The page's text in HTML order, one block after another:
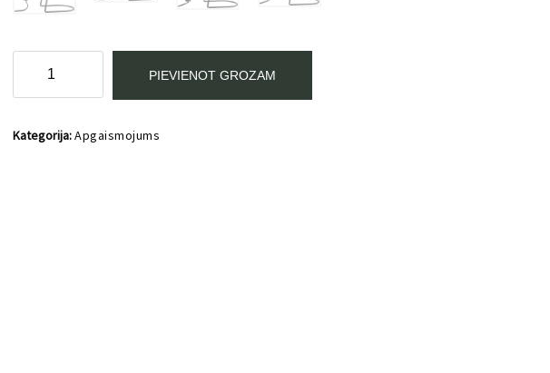
Rifflet
PIEVIENOT GROZAM
Kategorija:Apgaismojums